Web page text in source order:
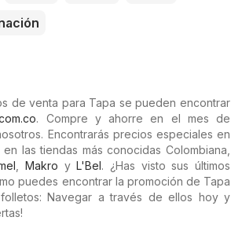
de venta para Tapa se pueden encontrar
. Compre y ahorre en el mes de
Encontrarás precios especiales en
las tiendas más conocidas Colombiana,
,Makro yL'Bel. ¿Has visto sus últimos
puedes encontrar la promoción de Tapa
Navegar a través de ellos hoy y